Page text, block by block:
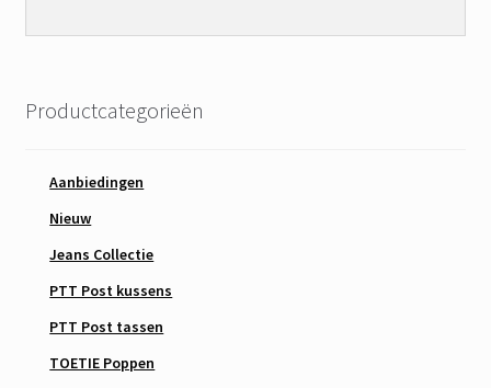
Productcategorieën
Aanbiedingen
Nieuw
Jeans Collectie
PTT Post kussens
PTT Post tassen
TOETIE Poppen